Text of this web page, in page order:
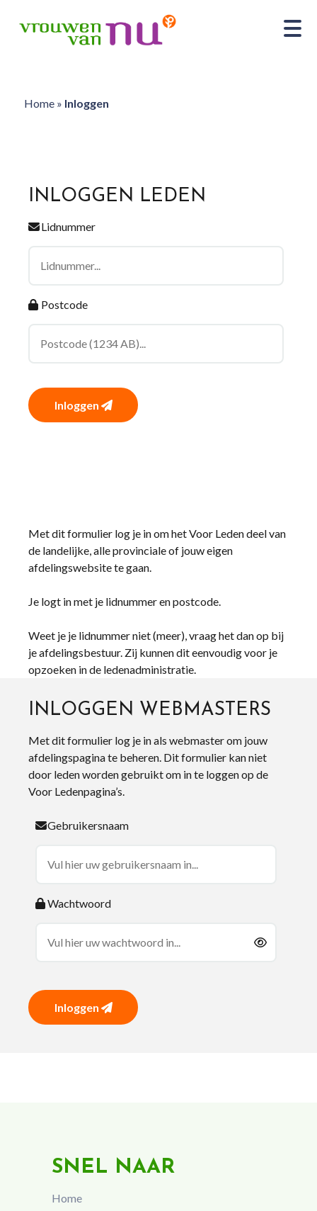
Home» Inloggen
INLOGGEN LEDEN
Lidnummer
Postcode
Inloggen
Met dit formulier log je in om het Voor Leden deel van
de landelijke, alle provinciale of jouw eigen
afdelingswebsite te gaan.
Je logt in met je lidnummer en postcode.
Weet je je lidnummer niet (meer), vraag het dan op bij
je afdelingsbestuur. Zij kunnen dit eenvoudig voor je
opzoeken in de ledenadministratie.
INLOGGEN WEBMASTERS
Met dit formulier log je in als webmaster om jouw
afdelingspagina te beheren. Dit formulier kan niet
door leden worden gebruikt om in te loggen op de
Voor Ledenpagina’s.
Gebruikersnaam
Wachtwoord
Inloggen
SNEL NAAR
Home